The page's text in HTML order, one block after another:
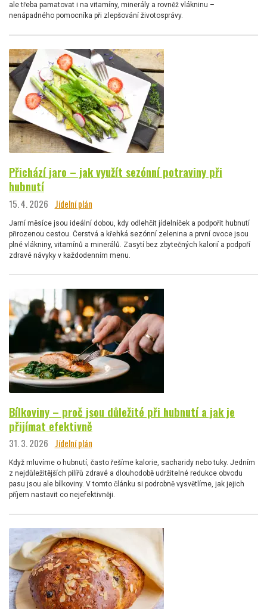
ale třeba pamatovat i na vitamíny, minerály a rovněž vlákninu –
nenápadného pomocníka při zlepšování životosprávy.
Přichází jaro – jak využít sezónní potraviny při
hubnutí
15. 4. 2026 Jídelní plán
Jarní měsíce jsou ideální dobou, kdy odlehčit jídelníček a podpořit hubnutí
přirozenou cestou. Čerstvá a křehká sezónní zelenina a první ovoce jsou
plné vlákniny, vitamínů a minerálů. Zasytí bez zbytečných kalorií a podpoří
zdravé návyky v každodenním menu.
Bílkoviny – proč jsou důležité při hubnutí a jak je
přijímat efektivně
31. 3. 2026 Jídelní plán
Když mluvíme o hubnutí, často řešíme kalorie, sacharidy nebo tuky. Jedním
z nejdůležitějších pilířů zdravé a dlouhodobě udržitelné redukce obvodu
pasu jsou ale bílkoviny. V tomto článku si podrobně vysvětlíme, jak jejich
příjem nastavit co nejefektivněji.